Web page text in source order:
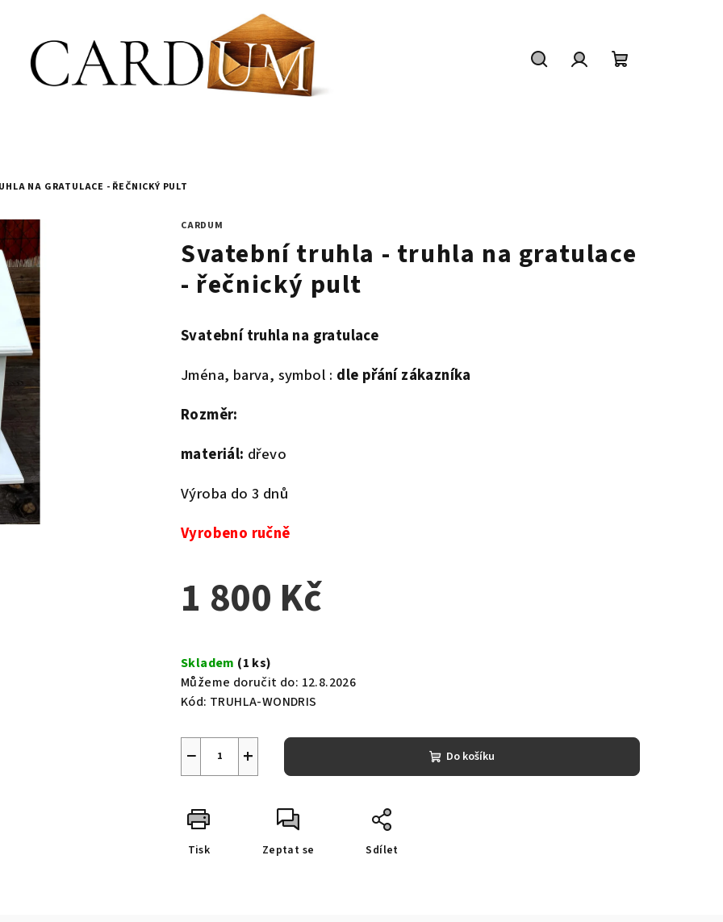
NA GRATULACE - ŘEČNICKÝ PULT
CARDUM
Svatební truhla - truhla na gratulace
- řečnický pult
Svatební truhla na gratulace
Jména, barva, symbol : dle přání zákazníka
Rozměr:
materiál: dřevo
Výroba do 3 dnů
Vyrobeno ručně
1 800 Kč
cena:
Skladem (1 ks)
Můžeme doručit do: 12.8.2026
Kód: TRUHLA-WONDRIS
+
− Do košíku
Tisk Zeptat se Sdílet